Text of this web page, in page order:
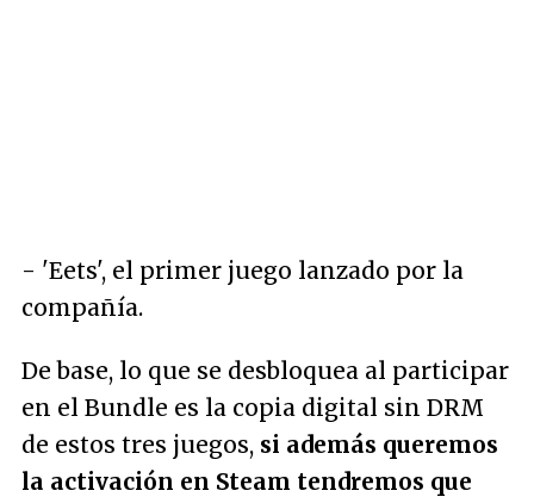
- 'Eets', el primer juego lanzado por la
compañía.
De base, lo que se desbloquea al participar
en el Bundle es la copia digital sin DRM
de estos tres juegos, si además queremos
la activación en Steam tendremos que